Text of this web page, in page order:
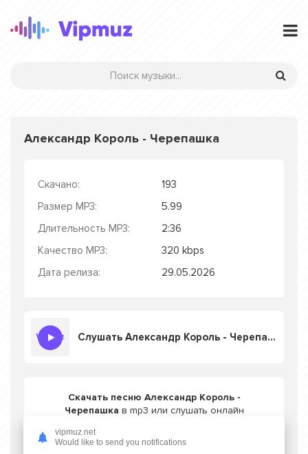
Александр Король - Черепашка
Скачано:
193
Размер MP3:
5.99
Длительность MP3:
2:36
Качество MP3:
320 kbps
Дата релиза:
29.05.2026
Слушать Александр Король - Черепашка
Скачать песню Александр Король -
Черепашка в mp3 или слушать онлайн
vipmuz.net
Would like to send you notifications